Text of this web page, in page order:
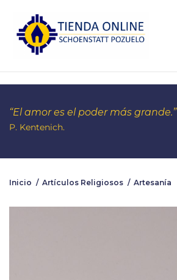
“El amor es el poder más grande.”
P. Kentenich.
Inicio / Artículos Religiosos / Artesanía